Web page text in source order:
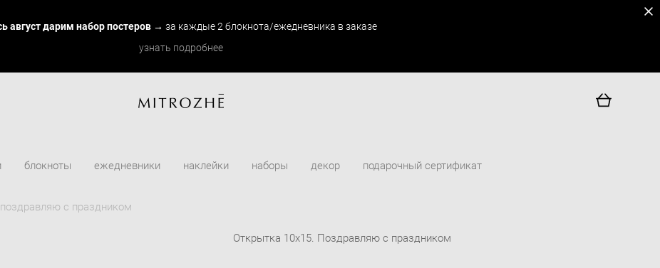
август дарим набор постеров→ за каждые 2 блокнота/ежедневника в заказе
узнать подробнее
блокноты ежедневники наклейки наборы декор подарочный сертификат
с праздником
Открытка 10х15. Поздравляю с праздником